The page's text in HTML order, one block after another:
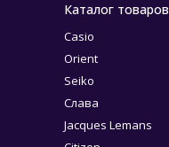
Каталог товаров
Casio
Orient
Seiko
Слава
Jacques Lemans